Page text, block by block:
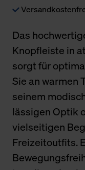
Das
Knopfleiste in
sorgt für
Sie an warmen
seinem
lässigen Optik
vielseitigen
Freizeitoutfits.